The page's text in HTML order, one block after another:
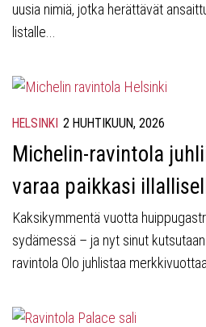
uusia nimiä, jotka herättävät
listalle...
HELSINKI 2 HUHTIKUUN, 2026
Michelin-ravintola
varaa paikkasi
Kaksikymmentä vuotta
sydämessä – ja nyt sinut
ravintola Olo juhlistaa